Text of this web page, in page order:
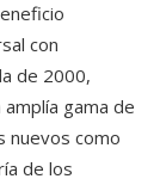
con
de 2000,
gama de
nuevos como
de los